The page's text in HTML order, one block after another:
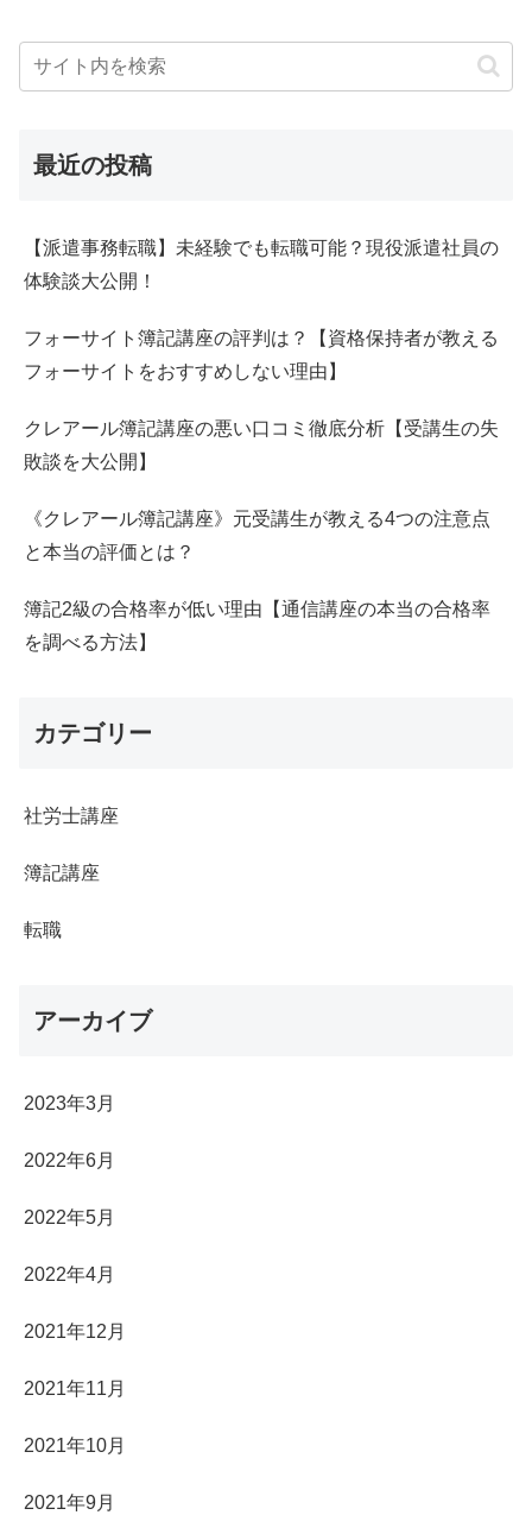
最近の投稿
【派遣事務転職】未経験でも転職可能？現役派遣社員の
体験談大公開！
フォーサイト簿記講座の評判は？【資格保持者が教える
フォーサイトをおすすめしない理由】
クレアール簿記講座の悪い口コミ徹底分析【受講生の失
敗談を大公開】
《クレアール簿記講座》元受講生が教える4つの注意点
と本当の評価とは？
簿記2級の合格率が低い理由【通信講座の本当の合格率
を調べる方法】
カテゴリー
社労士講座
簿記講座
転職
アーカイブ
2023年3月
2022年6月
2022年5月
2022年4月
2021年12月
2021年11月
2021年10月
2021年9月